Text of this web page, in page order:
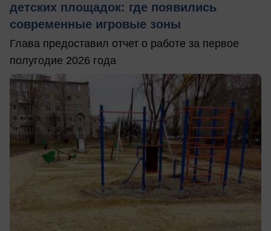
детских площадок: где появились
современные игровые зоны
Глава предоставил отчет о работе за первое
полугодие 2026 года